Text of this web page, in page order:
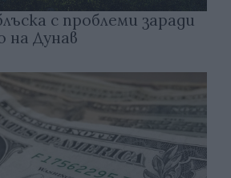
с проблеми заради
на Дунав